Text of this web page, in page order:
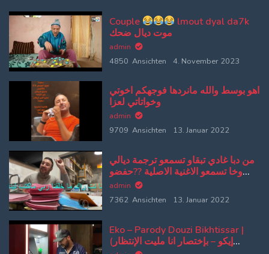
Couple
lmout dyal da7k
موت ديال ضحك
admin
4850 Ansichten
4. November 2023
اهو بوسط والله مانردها فوجهكم اخوتي
وخواتاتي لعزا
admin
9709 Ansichten
13. Januar 2022
من دبا غادي تبقاو تسمعو ترجمة ديالي
وخا تسمعو الاغنية الاصلية ??حفضو
كلامي وتلقو الاصلية من بعد
admin
7362 Ansichten
13. Januar 2022
Eko – Parody Douzi Bikhtissar |
(إيكو – بإختصار انا مليت الإنتظار